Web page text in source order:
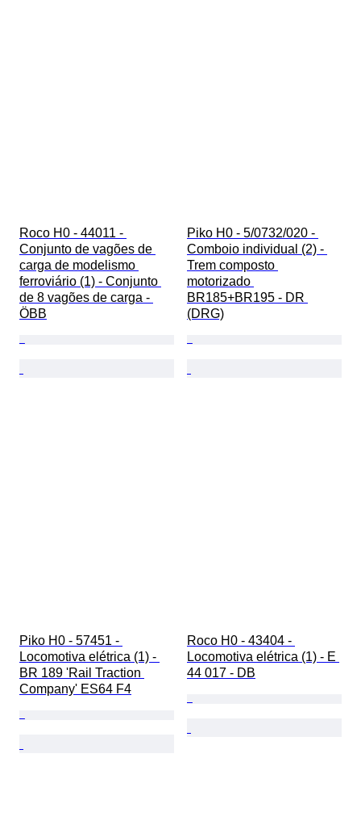
Roco H0 - 44011 -
Conjunto de vagões de
carga de modelismo
ferroviário (1) - Conjunto
de 8 vagões de carga -
ÖBB
Piko H0 - 5/0732/020 -
Comboio individual (2) -
Trem composto
motorizado
BR185+BR195 - DR
(DRG)
Piko H0 - 57451 -
Locomotiva elétrica (1) -
BR 189 'Rail Traction
Company' ES64 F4
Roco H0 - 43404 -
Locomotiva elétrica (1) - E
44 017 - DB